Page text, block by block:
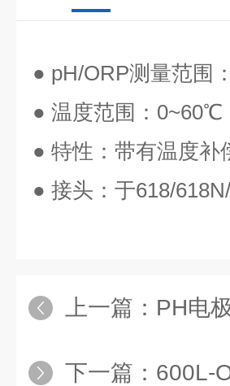
● pH/ORP测量范围
● 温度范围：0~60℃
● 特性：带有温度补
● 接头：于618/
上一篇： PH电
下一篇： 600L-